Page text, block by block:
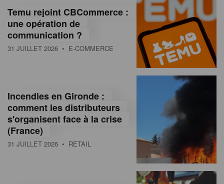
M
a
g
n
e
Temu rejoint CBCommerce :
une opération de
communication ?
31 JUILLET 2026 • E-COMMERCE
Incendies en Gironde :
comment les distributeurs
s'organisent face à la crise
(France)
31 JUILLET 2026 • RETAIL